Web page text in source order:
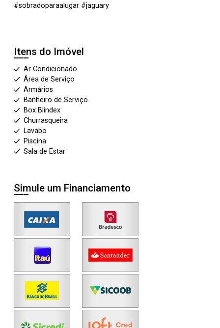
#sobradoparaalugar #jaguary
Itens do Imóvel
Ar Condicionado
Área de Serviço
Armários
Banheiro de Serviço
Box Blindex
Churrasqueira
Lavabo
Piscina
Sala de Estar
Simule um Financiamento